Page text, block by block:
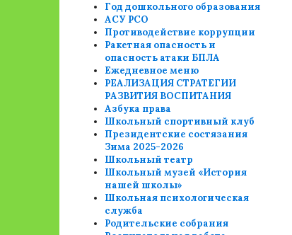
Год дошкольного образования
АСУ РСО
Противодействие коррупции
Ракетная опасность и
опасность атаки БПЛА
Ежедневное меню
РЕАЛИЗАЦИЯ СТРАТЕГИИ
РАЗВИТИЯ ВОСПИТАНИЯ
Азбука права
Школьный спортивный клуб
Президентские состязания
Зима 2025-2026
Школьный театр
Школьный музей «История
нашей школы»
Школьная психологическая
служба
Родительские собрания